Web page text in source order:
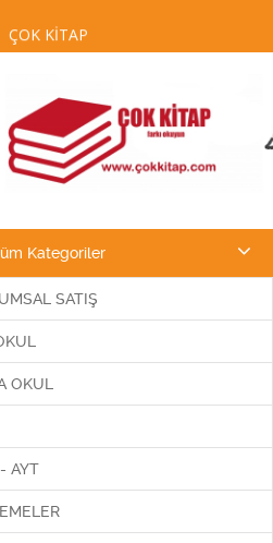
ÇOK KİTAP
Kategoriler
SATIŞ
OKUL
AYT